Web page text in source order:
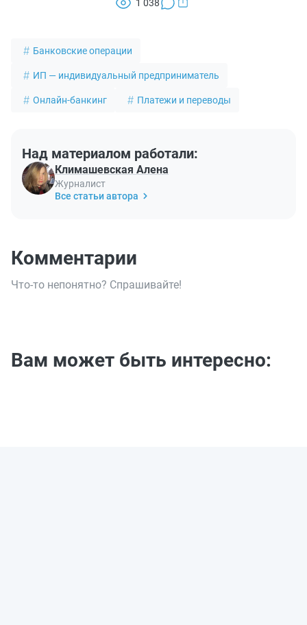
1 038
Банковские операции
ИП — индивидуальный предприниматель
Онлайн-банкинг Платежи и переводы
Над материалом работали:
Климашевская Алена
Журналист
Все статьи автора
Комментарии
Что-то непонятно? Спрашивайте!
Вам может быть интересно: